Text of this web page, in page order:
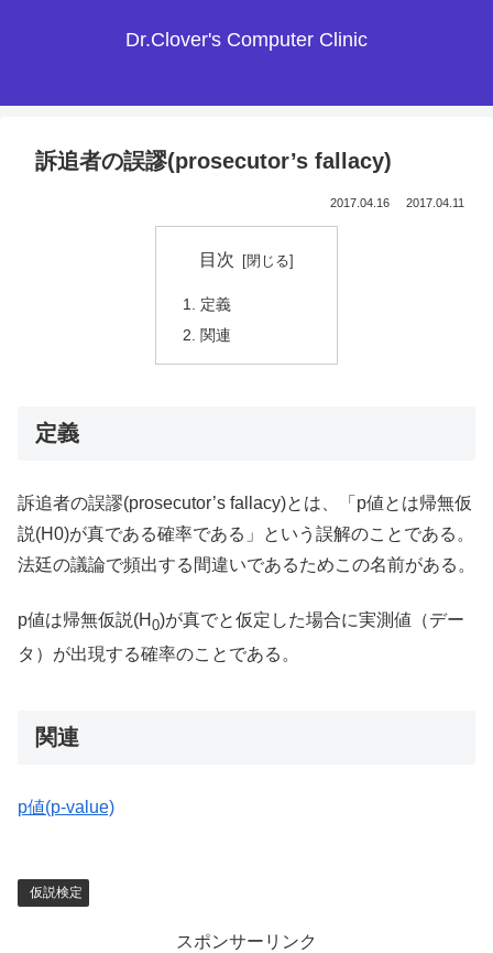
Dr.Clover's Computer Clinic
訴追者の誤謬(prosecutor’s fallacy)
2017.04.16 2017.04.11
目次
定義
関連
定義
訴追者の誤謬(prosecutor’s fallacy)とは、「p値とは帰無仮
説(H0)が真である確率である」という誤解のことである。
法廷の議論で頻出する間違いであるためこの名前がある。
p値は帰無仮説(H 0)が真でと仮定した場合に実測値（デー
タ）が出現する確率のことである。
関連
p値(p-value)
仮説検定
スポンサーリンク